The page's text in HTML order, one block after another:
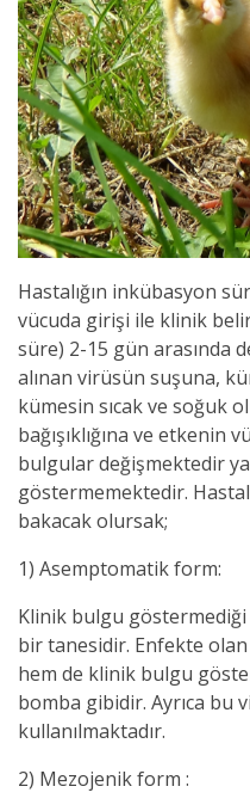
Hastalığın inkübasyon
vücuda girişi ile klinik
süre) 2-15 gün arasında
alınan virüsün suşuna,
kümesin sıcak ve soğuk
bağışıklığına ve
bulgular değişmektedir
göstermemektedir.
bakacak olursak;
1) Asemptomatik form:
Klinik bulgu
bir tanesidir. Enfekte
hem de klinik bulgu
bomba gibidir. Ayrıca bu
kullanılmaktadır.
2) Mezojenik form :